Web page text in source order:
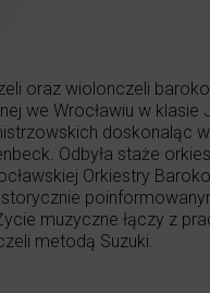
oraz wiolonczeli
we Wrocławiu w klasie
doskonaląc
Odbyła staże
Orkiestry
muzyczne łączy z
metodą Suzuki.